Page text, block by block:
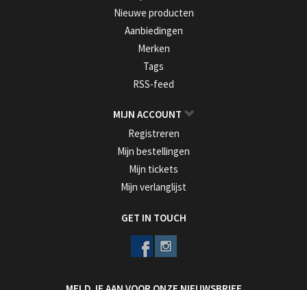
Nieuwe producten
Aanbiedingen
Merken
Tags
RSS-feed
MIJN ACCOUNT
Registreren
Mijn bestellingen
Mijn tickets
Mijn verlanglijst
GET IN TOUCH